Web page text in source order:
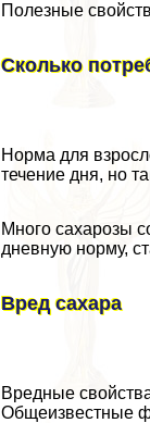
Полезные
Сколько
Норма для
течение дня, но
Много сахарозы
дневную норму,
Вред сахара
Вредные
Общеизвестные